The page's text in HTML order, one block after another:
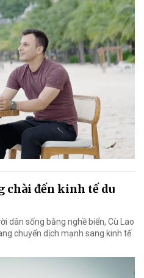
chài đến kinh tế du
dân sống bằng nghề biển, Cù Lao
chuyển dịch mạnh sang kinh tế